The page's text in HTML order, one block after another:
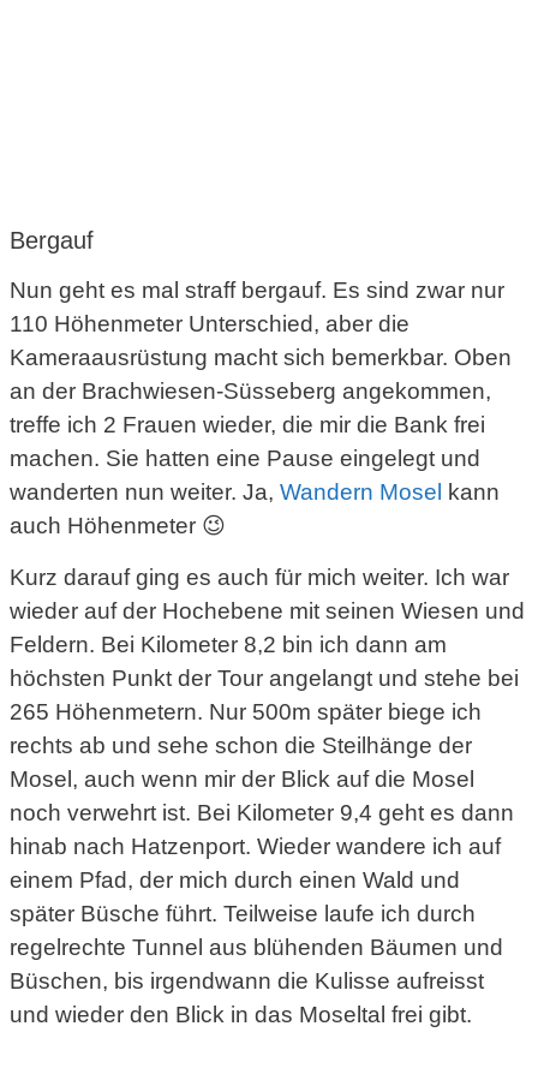
Bergauf
Nun geht es mal straff bergauf. Es sind zwar nur
110 Höhenmeter Unterschied, aber die
Kameraausrüstung macht sich bemerkbar. Oben
an der Brachwiesen-Süsseberg angekommen,
treffe ich 2 Frauen wieder, die mir die Bank frei
machen. Sie hatten eine Pause eingelegt und
wanderten nun weiter. Ja, Wandern Mosel
kann
auch Höhenmeter 😉
Kurz darauf ging es auch für mich weiter. Ich war
wieder auf der Hochebene mit seinen Wiesen und
Feldern. Bei Kilometer 8,2 bin ich dann am
höchsten Punkt der Tour angelangt und stehe bei
265 Höhenmetern. Nur 500m später biege ich
rechts ab und sehe schon die Steilhänge der
Mosel, auch wenn mir der Blick auf die Mosel
noch verwehrt ist. Bei Kilometer 9,4 geht es dann
hinab nach Hatzenport. Wieder wandere ich auf
einem Pfad, der mich durch einen Wald und
später Büsche führt. Teilweise laufe ich durch
regelrechte Tunnel aus blühenden Bäumen und
Büschen, bis irgendwann die Kulisse aufreisst
und wieder den Blick in das Moseltal frei gibt.